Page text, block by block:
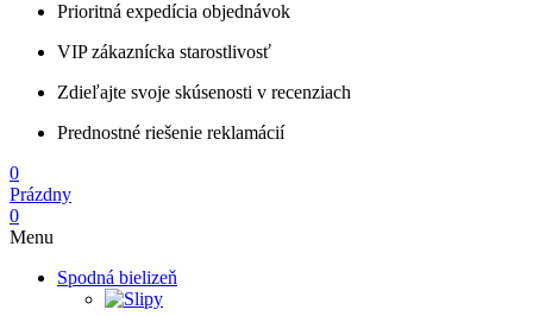
Prioritná expedícia objednávok
VIP zákaznícka starostlivosť
Zdieľajte svoje skúsenosti v recenziach
Prednostné riešenie reklamácií
0
Prázdny
0
Menu
Spodná bielizeň